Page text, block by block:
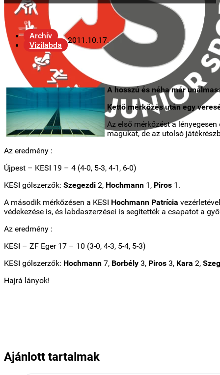
Archív
Vízilabda
2011.10.17.
A hosszú és néha már
Kettő mérkőzés után egy
Az első mérkőzést a
magukat, de az utolsó
Az eredmény :
Újpest – KESI 19 – 4 (4-0, 5-3, 4-1, 6-0)
KESI gólszerzők: Szegezdi 2, Hochmann 1, Piros 1.
A második mérkőzésen a KESI Hochmann Patrícia
védekezése is, és labdaszerzései is segítették a csapatot a
Az eredmény :
KESI – ZF Eger 17 – 10 (3-0, 4-3, 5-4, 5-3)
KESI gólszerzők: Hochmann 7, Borbély 3, Piros 3, Kara 2,
Hajrá lányok!
Ajánlott tartalmak